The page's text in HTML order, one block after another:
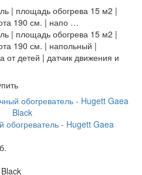
| площадь обогрева 15 м2 |
190 см. | напо …
| площадь обогрева 15 м2 |
190 см. | напольный |
детей | датчик движения и
обогреватель - Hugett Gaea